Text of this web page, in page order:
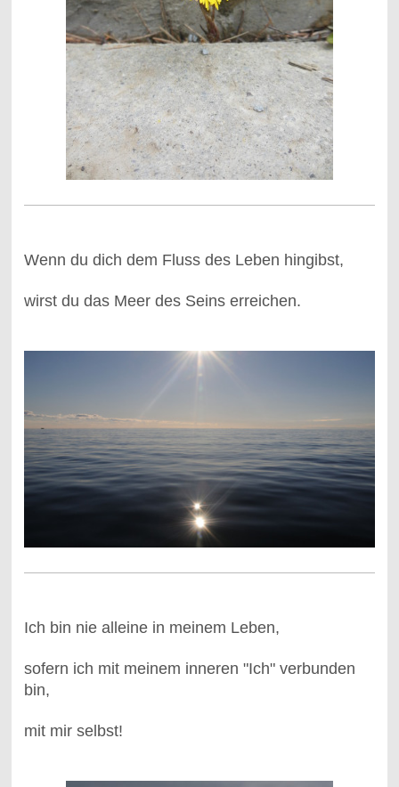
Wenn du dich dem Fluss des Leben hingibst,
wirst du das Meer des Seins erreichen.
Ich bin nie alleine in meinem Leben,
sofern ich mit meinem inneren "Ich" verbunden
bin,
mit mir selbst!